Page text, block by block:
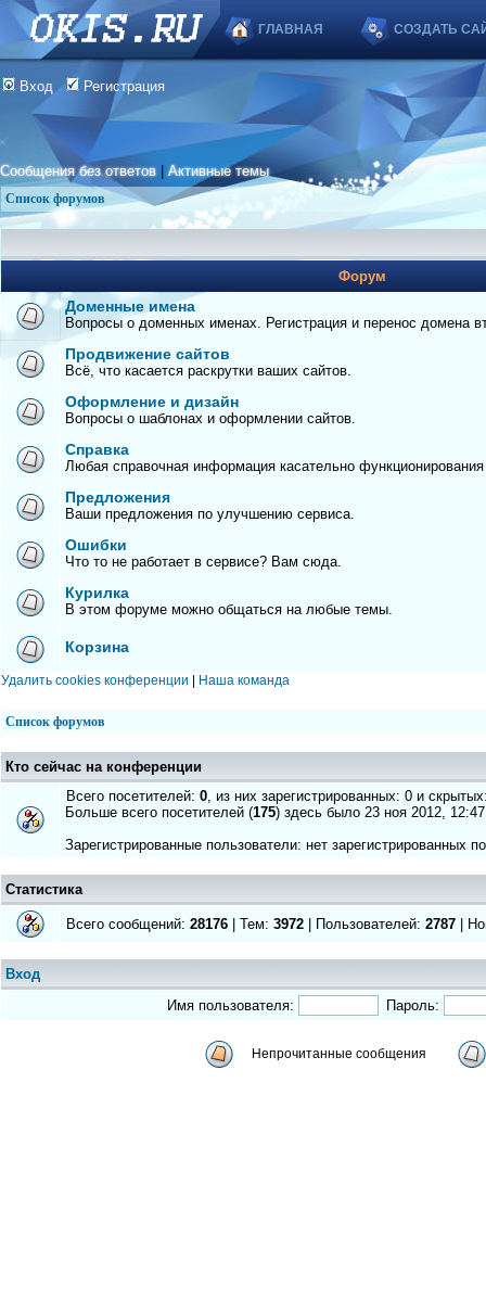
ГЛАВНАЯ СОЗДАТЬ
Вход Регистрация
Сообщения без ответов |Активные темы
Список форумов
Форум
Доменные имена
Вопросы о доменных именах. Регистрация и перенос домена
Продвижение сайтов
Всё, что касается раскрутки ваших сайтов.
Оформление и дизайн
Вопросы о шаблонах и оформлении сайтов.
Справка
Любая справочная информация касательно
Предложения
Ваши предложения по улучшению сервиса.
Ошибки
Что то не работает в сервисе? Вам сюда.
Курилка
В этом форуме можно общаться на любые темы.
Корзина
Удалить cookies конференции Наша команда
Список форумов
Кто сейчас на конференции
Всего посетителей: 0, из них зарегистрированных: 0 и
Больше всего посетителей (175) здесь было 23 ноя 2012, 12:47
Зарегистрированные пользователи: нет зарегистрированных
Статистика
Всего сообщений: 28176 | Тем: 3972 | Пользователей: 2787 |
Вход
Имя пользователя:
Пароль:
Непрочитанные сообщения